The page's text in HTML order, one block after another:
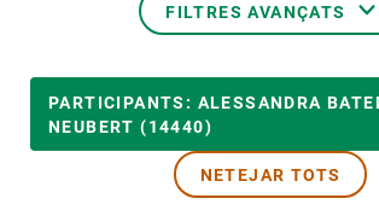
FILTRES AVANÇATS
TEMES TRANSVERSALS
PARTICIPANTS: ALESSANDRA
NEUBERT (14440)
NETEJAR TOTS